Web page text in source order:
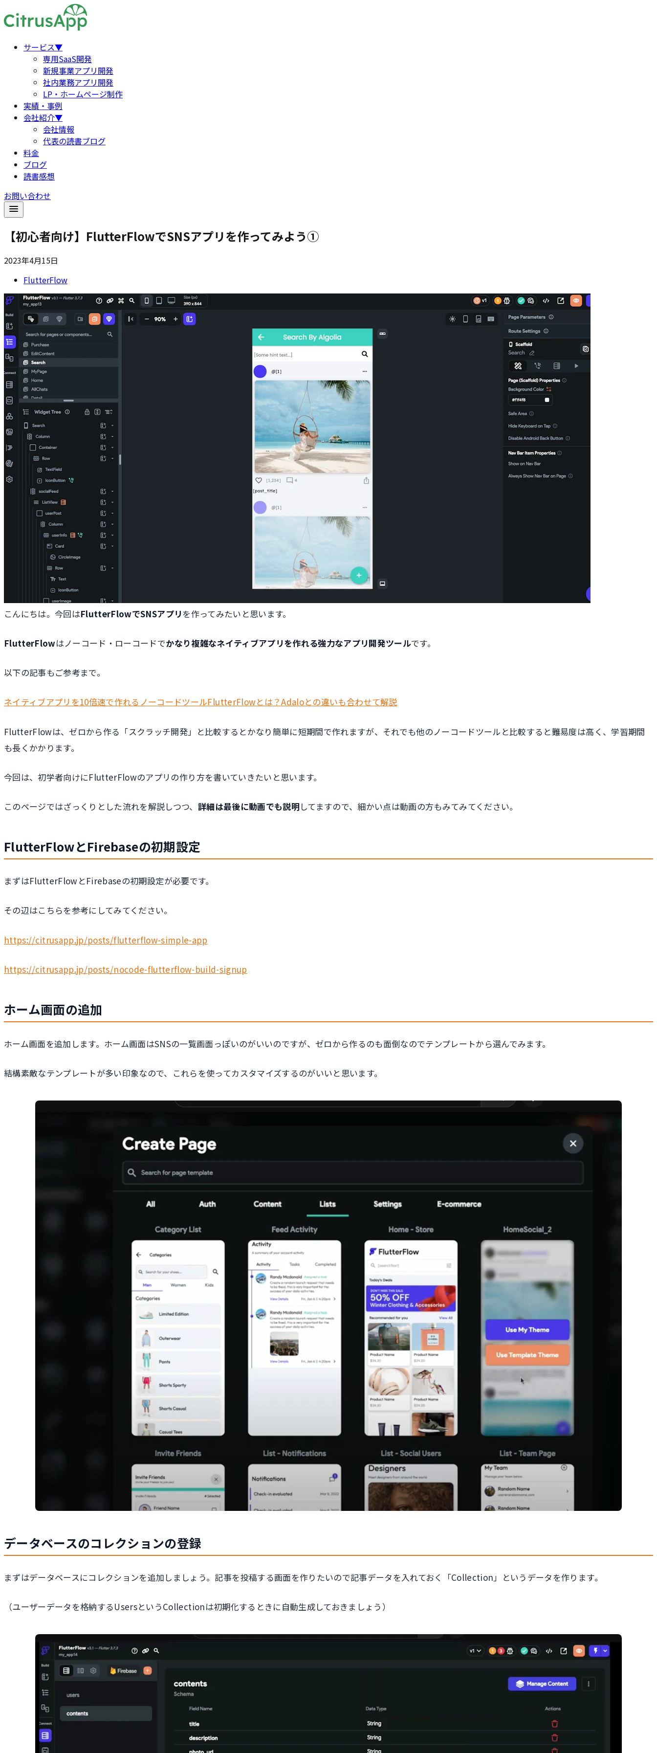
サービス▼
専用SaaS開発
新規事業アプリ開発
社内業務アプリ開発
LP・ホームページ制作
実績・事例
会社紹介▼
会社情報
代表の読書ブログ
料金
ブログ
読書感想
お問い合わせ
【初心者向け】FlutterFlowでSNSアプリを作ってみよう①
2023年4月15日
FlutterFlow
こんにちは。今回はFlutterFlowでSNSアプリを作ってみたいと思います。
FlutterFlowはノーコード・ローコードでかなり複雑なネイティブアプリを作れる強力なアプリ開発ツールです。
以下の記事もご参考まで。
ネイティブアプリを10倍速で作れるノーコードツールFlutterFlowとは？Adaloとの違いも合わせて解説
FlutterFlowは、ゼロから作る「スクラッチ開発」と比較するとかなり簡単に短期間で作れますが、それでも他のノーコードツールと比較すると難易度は高く、学習期間
も長くかかります。
今回は、初学者向けにFlutterFlowのアプリの作り方を書いていきたいと思います。
このページではざっくりとした流れを解説しつつ、 詳細は最後に動画でも説明 してますので、細かい点は動画の方もみてみてください。
FlutterFlowとFirebaseの初期設定
まずはFlutterFlowとFirebaseの初期設定が必要です。
その辺はこちらを参考にしてみてください。
https://citrusapp.jp/posts/flutterflow-simple-app
https://citrusapp.jp/posts/nocode-flutterflow-build-signup
ホーム画面の追加
ホーム画面を追加します。ホーム画面はSNSの一覧画面っぽいのがいいのですが、ゼロから作るのも面倒なのでテンプレートから選んでみます。
結構素敵なテンプレートが多い印象なので、これらを使ってカスタマイズするのがいいと思います。
データベースのコレクションの登録
まずはデータベースにコレクションを追加しましょう。記事を投稿する画面を作りたいので記事データを入れておく「Collection」というデータを作ります。
（ユーザーデータを格納するUsersというCollectionは初期化するときに自動生成しておきましょう）